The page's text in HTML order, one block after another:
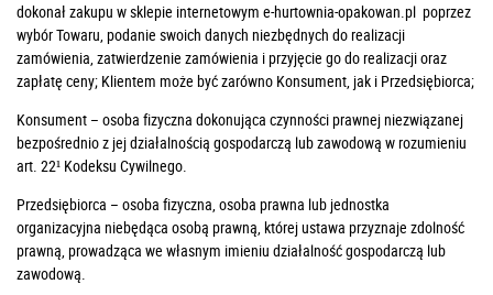
dokonał zakupu w sklepie internetowym e-hurtownia-opakowan.pl poprzez
wybór Towaru, podanie swoich danych niezbędnych do realizacji
zamówienia, zatwierdzenie zamówienia i przyjęcie go do realizacji oraz
zapłatę ceny; Klientem może być zarówno Konsument, jak i Przedsiębiorca;
Konsument – osoba fizyczna dokonująca czynności prawnej niezwiązanej
bezpośrednio z jej działalnością gospodarczą lub zawodową w rozumieniu
art. 22¹ Kodeksu Cywilnego.
Przedsiębiorca – osoba fizyczna, osoba prawna lub jednostka
organizacyjna niebędąca osobą prawną, której ustawa przyznaje zdolność
prawną, prowadząca we własnym imieniu działalność gospodarczą lub
zawodową.